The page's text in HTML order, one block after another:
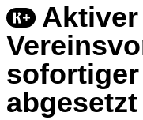
abgesetzt